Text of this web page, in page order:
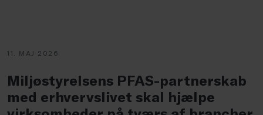
11. MAJ 2026
Miljøstyrelsens PFAS-partnerskab
med erhvervslivet skal hjælpe